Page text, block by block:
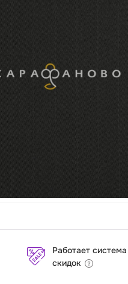
Работает система
скидок